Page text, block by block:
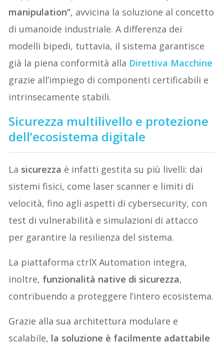
manipulation”, avvicina la soluzione al concetto
di umanoide industriale. A differenza dei
modelli bipedi, tuttavia, il sistema garantisce
già la piena conformità alla Direttiva Macchine
grazie all’impiego di componenti certificabili e
intrinsecamente stabili.
Sicurezza multilivello e protezione
dell’ecosistema digitale
La sicurezza è infatti gestita su più livelli: dai
sistemi fisici, come laser scanner e limiti di
velocità, fino agli aspetti di cybersecurity, con
test di vulnerabilità e simulazioni di attacco
per garantire la resilienza del sistema.
La piattaforma ctrlX Automation integra,
inoltre, funzionalità native di sicurezza,
contribuendo a proteggere l’intero ecosistema.
Grazie alla sua architettura modulare e
scalabile, la soluzione è facilmente adattabile